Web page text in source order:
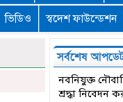
ভিডিও স্বদেশ ফাউন্ডেশন
সর্বশেষ
নবনিযুক্ত
শ্রদ্ধা নিবেদন